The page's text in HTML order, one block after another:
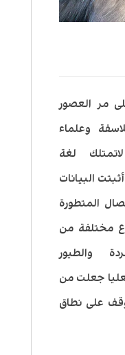
مر العصور
وعلماء
لغة
البيانات
المتطورة
مختلفة من
والطيور
جعلت من
على نطاق